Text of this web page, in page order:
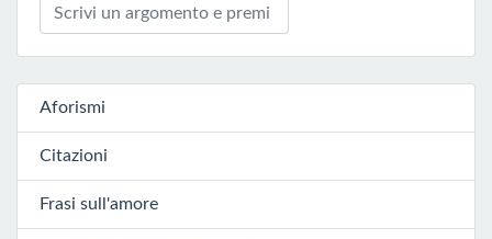
Aforismi
Citazioni
Frasi sull'amore